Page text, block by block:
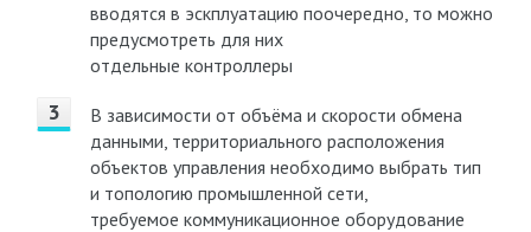
вводятся в эскплуатацию поочередно, то можно
предусмотреть для них
отдельные контроллеры
В зависимости от объёма и скорости обмена
данными, территориального расположения
объектов управления необходимо выбрать тип
и топологию промышленной сети,
требуемое коммуникационное оборудование